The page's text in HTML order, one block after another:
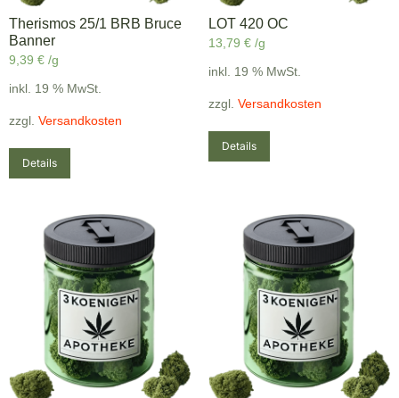
Therismos 25/1 BRB Bruce
Banner
9,39 € /g
inkl. 19 % MwSt.
zzgl. Versandkosten
Details
LOT 420 OC
13,79 € /g
inkl. 19 % MwSt.
zzgl. Versandkosten
Details